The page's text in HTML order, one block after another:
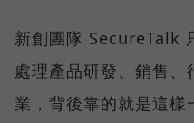
新創團隊 SecureTalk
處理產品研發、銷售
業，背後靠的就是這樣